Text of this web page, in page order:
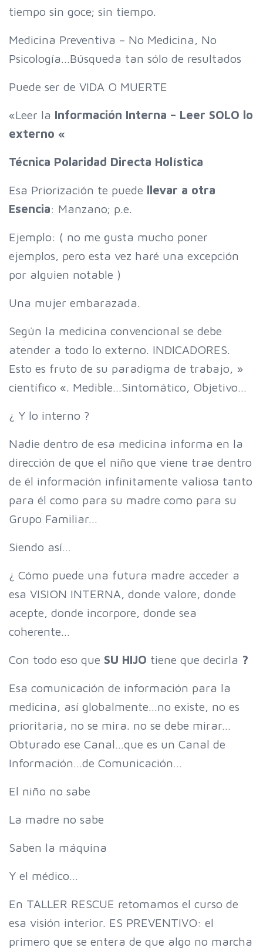
tiempo sin goce; sin tiempo.
Medicina Preventiva – No Medicina, No
Psicología…Búsqueda tan sólo de resultados
Puede ser de VIDA O MUERTE
«Leer la Información Interna – Leer SOLO lo
externo «
Técnica Polaridad Directa Holística
Esa Priorización te puede llevar a otra
Esencia: Manzano; p.e.
Ejemplo: ( no me gusta mucho poner
ejemplos, pero esta vez haré una excepción
por alguien notable )
Una mujer embarazada.
Según la medicina convencional se debe
atender a todo lo externo. INDICADORES.
Esto es fruto de su paradigma de trabajo, »
científico «. Medible…Sintomático, Objetivo…
¿ Y lo interno ?
Nadie dentro de esa medicina informa en la
dirección de que el niño que viene trae dentro
de él información infinitamente valiosa tanto
para él como para su madre como para su
Grupo Familiar…
Siendo así…
¿ Cómo puede una futura madre acceder a
esa VISION INTERNA, donde valore, donde
acepte, donde incorpore, donde sea
coherente…
Con todo eso que SU HIJO tiene que decirla ?
Esa comunicación de información para la
medicina, así globalmente…no existe, no es
prioritaria, no se mira. no se debe mirar…
Obturado ese Canal…que es un Canal de
Información…de Comunicación…
El niño no sabe
La madre no sabe
Saben la máquina
Y el médico…
En TALLER RESCUE retomamos el curso de
esa visión interior. ES PREVENTIVO: el
primero que se entera de que algo no marcha